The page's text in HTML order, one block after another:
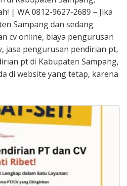
| WA 0812-9627-2689 – Jika
Sampang dan sedang
cv online, biaya pengurusan
jasa pengurusan pendirian pt,
pt di Kabupaten Sampang,
di website yang tetap, karena